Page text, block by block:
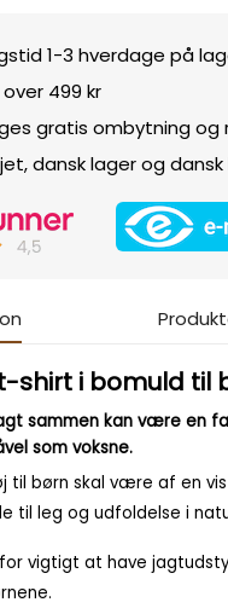
1-3 hverdage på
499 kr
gratis ombytning og
dansk lager og
shirt i bomuld til
sammen kan være en
som voksne.
til børn skal være af en
til leg og udfoldelse i
vigtigt at have